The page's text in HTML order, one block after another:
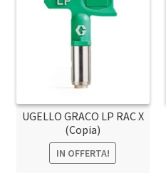
UGELLO GRACO LP RAC X
(Copia)
IN OFFERTA!